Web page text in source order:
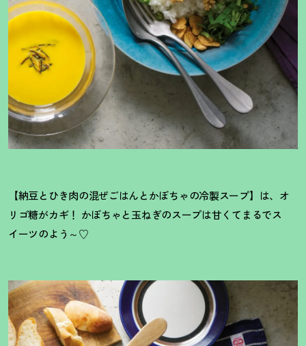
【納豆とひき肉の混ぜごはんとかぼちゃの冷製スープ】は、オ
リゴ糖がカギ！ かぼちゃと玉ねぎのスープは甘くてまるでス
イーツのよう～♡